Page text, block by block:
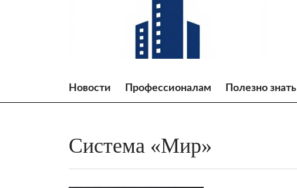
Новости Профессионалам Полезно знать
Система «Мир»